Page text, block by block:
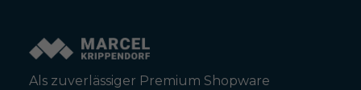
Als zuverlässiger Premium Shopware